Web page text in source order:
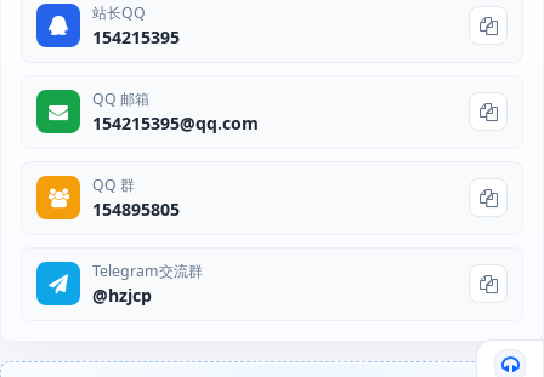
站长QQ
154215395
QQ 邮箱
154215395@qq.com
QQ 群
154895805
Telegram交流群
@hzjcp